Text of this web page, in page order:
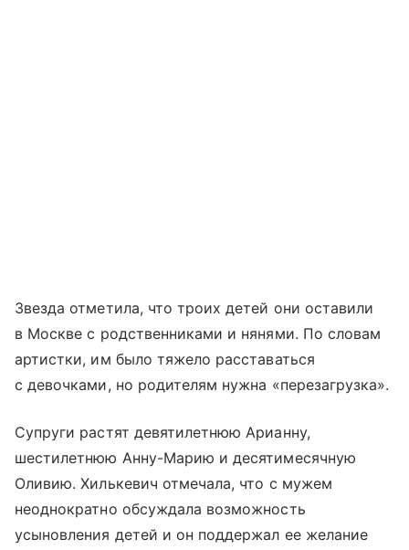
Звезда отметила, что троих детей они оставили
в Москве с родственниками и нянями. По словам
артистки, им было тяжело расставаться
с девочками, но родителям нужна «перезагрузка».
Супруги растят девятилетнюю Арианну,
шестилетнюю Анну-Марию и десятимесячную
Оливию. Хилькевич отмечала, что с мужем
неоднократно обсуждала возможность
усыновления детей и он поддержал ее желание